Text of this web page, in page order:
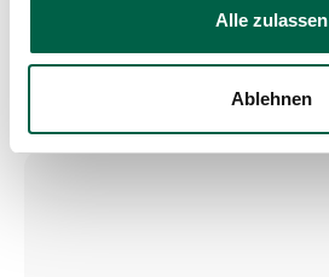
Alle zulassen
Ablehnen
Google Maps